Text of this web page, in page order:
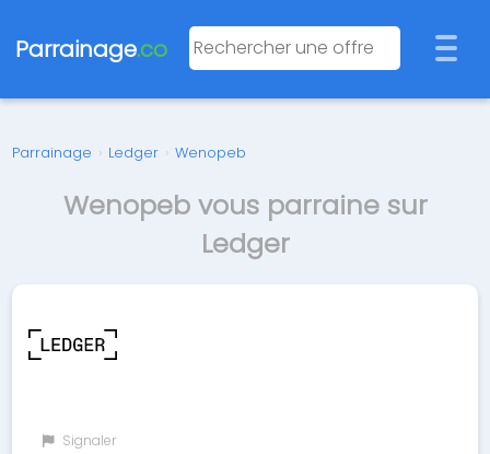
Parrainage.co
Parrainage › Ledger › Wenopeb
Wenopeb vous parraine sur
Ledger
Signaler